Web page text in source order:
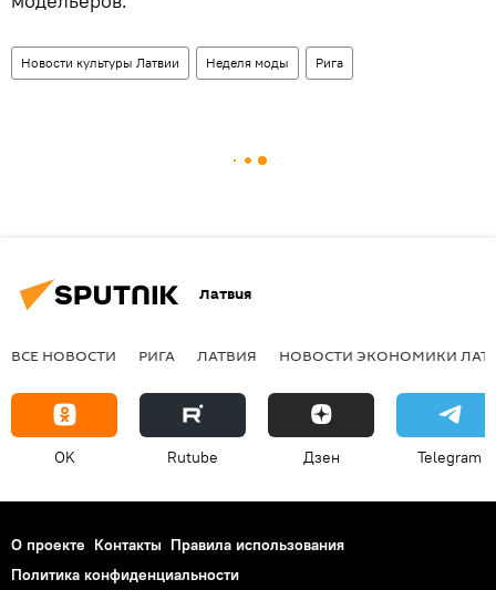
Новости культуры Латвии Неделя моды Рига
Латвия
ВСЕ НОВОСТИ РИГА ЛАТВИЯ НОВОСТИ ЭКОНОМИКИ
OK Rutube Дзен Telegram
О проекте Контакты Правила использования
Политика конфиденциальности